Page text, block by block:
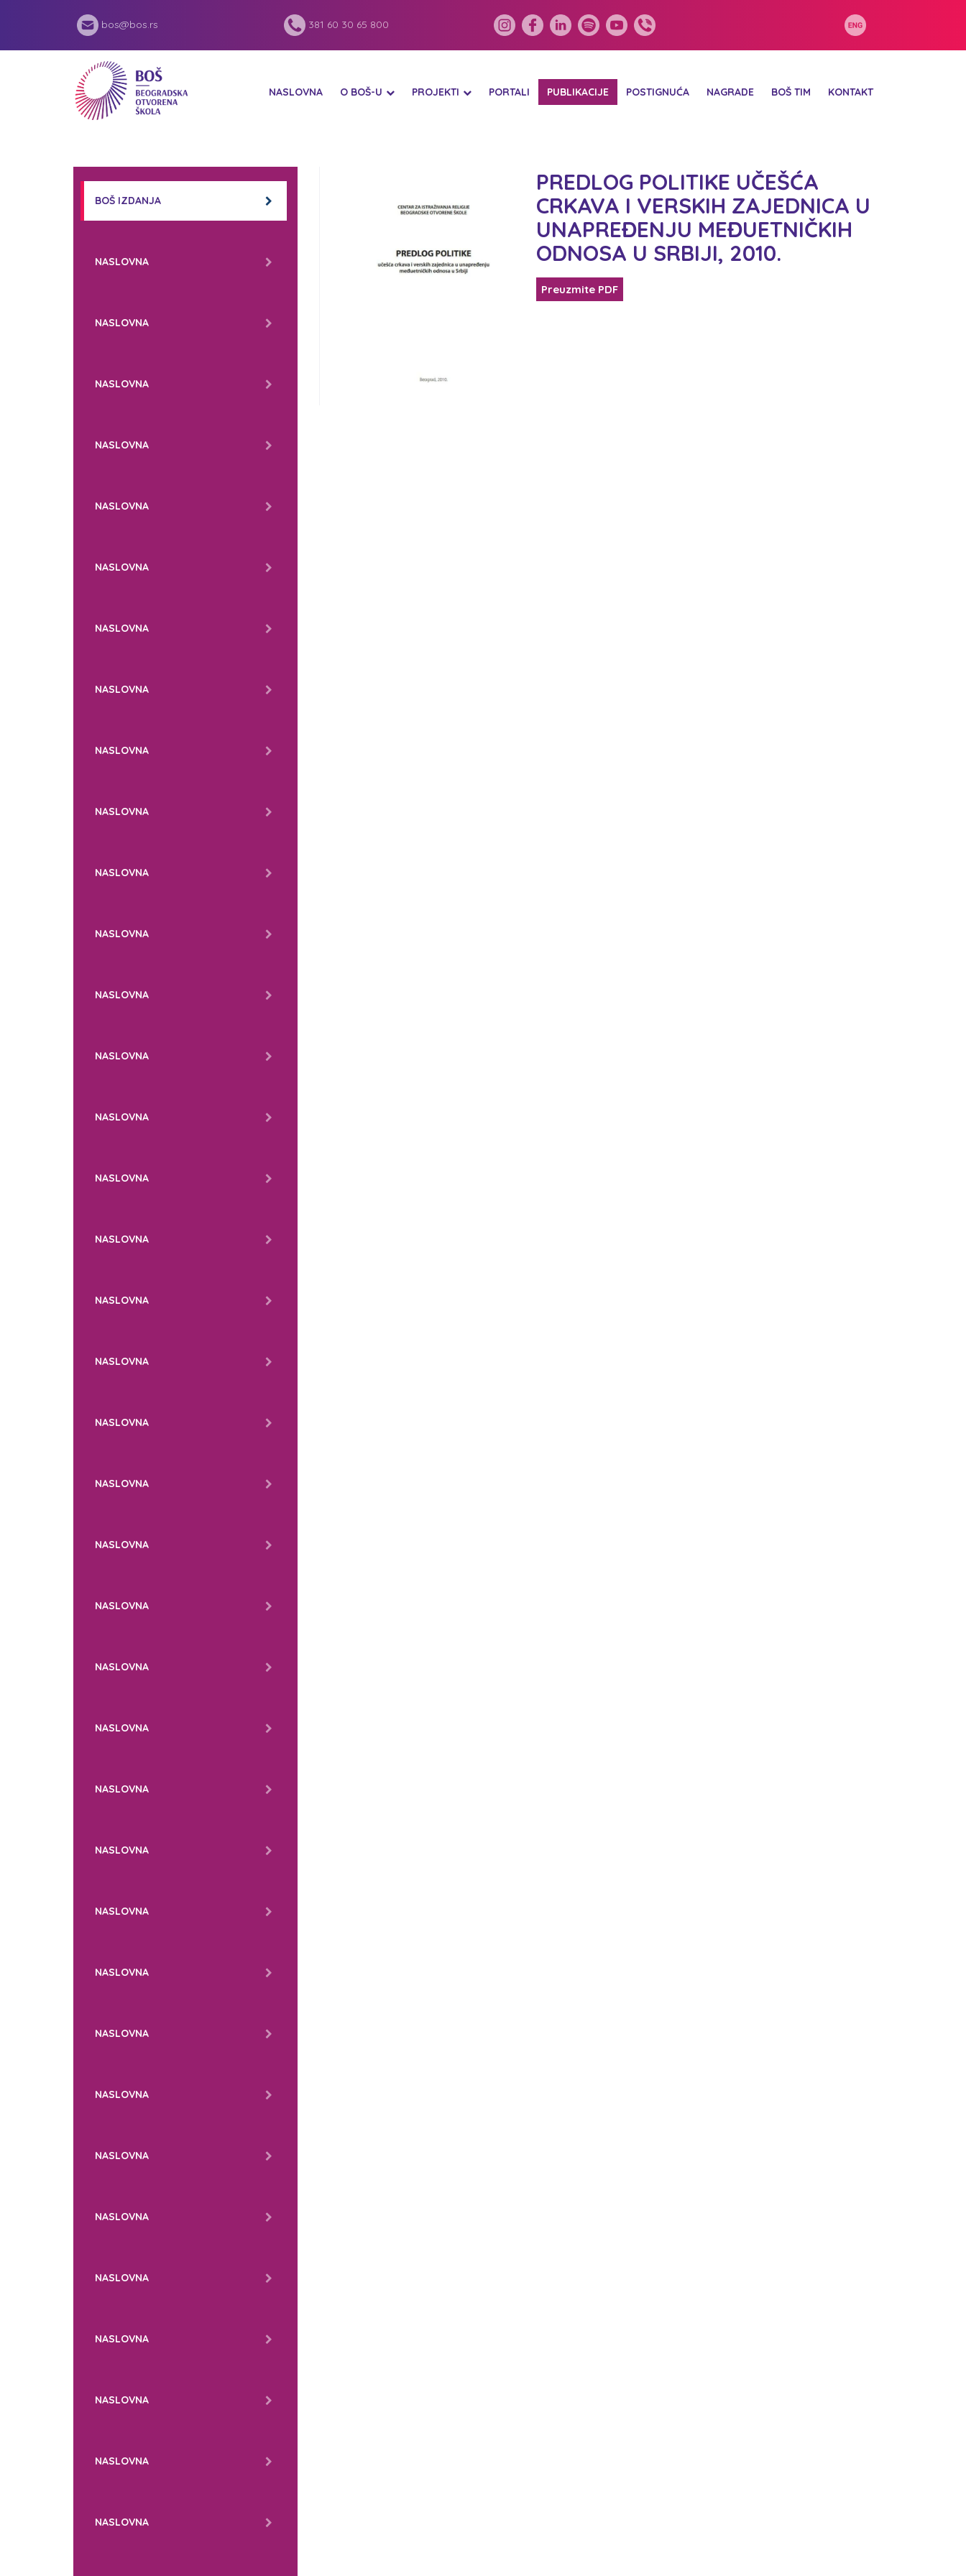
bos@bos.rs 381 60 30 65 800
NASLOVNA O BOŠ-U PROJEKTI PORTALI PUBLIKACIJE POSTIGNUĆA NAGRADE BOŠ TIM KONTAKT
BOŠ IZDANJA
NASLOVNA
NASLOVNA
NASLOVNA
NASLOVNA
NASLOVNA
NASLOVNA
NASLOVNA
NASLOVNA
NASLOVNA
NASLOVNA
NASLOVNA
NASLOVNA
NASLOVNA
NASLOVNA
NASLOVNA
NASLOVNA
NASLOVNA
NASLOVNA
NASLOVNA
NASLOVNA
NASLOVNA
NASLOVNA
NASLOVNA
NASLOVNA
NASLOVNA
NASLOVNA
NASLOVNA
NASLOVNA
NASLOVNA
NASLOVNA
NASLOVNA
NASLOVNA
NASLOVNA
NASLOVNA
NASLOVNA
NASLOVNA
NASLOVNA
NASLOVNA
PREDLOG POLITIKE UČEŠĆA
CRKAVA I VERSKIH ZAJEDNICA U
UNAPREĐENJU MEĐUETNIČKIH
ODNOSA U SRBIJI, 2010.
Preuzmite PDF